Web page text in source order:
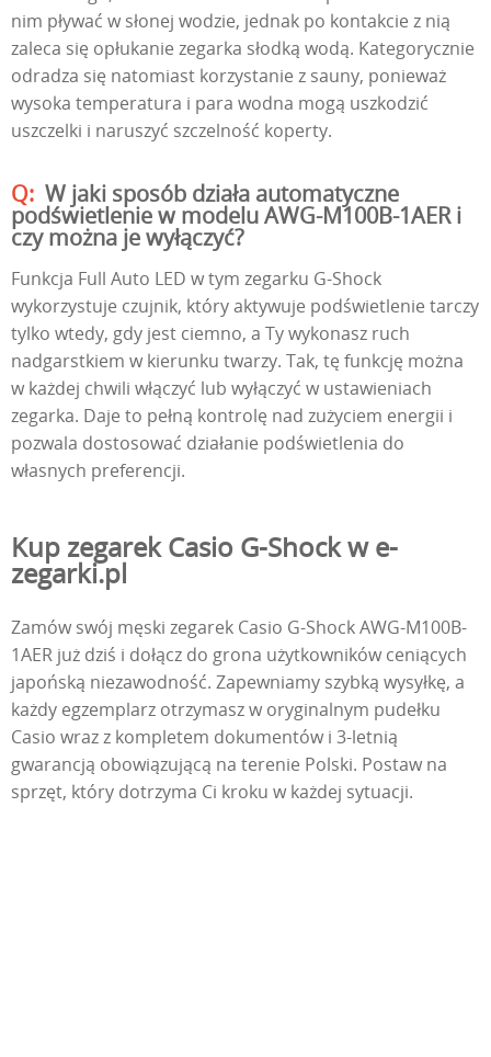
nim pływać w słonej wodzie, jednak po kontakcie z nią
zaleca się opłukanie zegarka słodką wodą. Kategorycznie
odradza się natomiast korzystanie z sauny, ponieważ
wysoka temperatura i para wodna mogą uszkodzić
uszczelki i naruszyć szczelność koperty.
W jaki sposób działa automatyczne
podświetlenie w modelu AWG-M100B-1AER i
czy można je wyłączyć?
Funkcja Full Auto LED w tym zegarku G-Shock
wykorzystuje czujnik, który aktywuje podświetlenie tarczy
tylko wtedy, gdy jest ciemno, a Ty wykonasz ruch
nadgarstkiem w kierunku twarzy. Tak, tę funkcję można
w każdej chwili włączyć lub wyłączyć w ustawieniach
zegarka. Daje to pełną kontrolę nad zużyciem energii i
pozwala dostosować działanie podświetlenia do
własnych preferencji.
Kup zegarek Casio G-Shock w e-
zegarki.pl
Zamów swój męski zegarek Casio G-Shock AWG-M100B-
1AER już dziś i dołącz do grona użytkowników ceniących
japońską niezawodność. Zapewniamy szybką wysyłkę, a
każdy egzemplarz otrzymasz w oryginalnym pudełku
Casio wraz z kompletem dokumentów i 3-letnią
gwarancją obowiązującą na terenie Polski. Postaw na
sprzęt, który dotrzyma Ci kroku w każdej sytuacji.